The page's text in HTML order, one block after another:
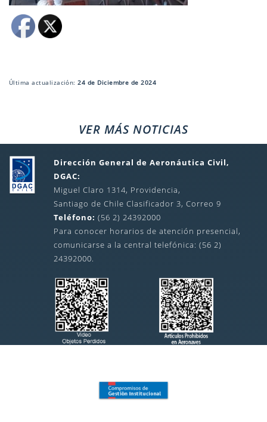
Última actualización:24 de Diciembre de 2024
VER MÁS NOTICIAS
Dirección General de Aeronáutica Civil,
DGAC:
Miguel Claro 1314, Providencia,
Santiago de Chile Clasificador 3, Correo 9
Teléfono: (56 2) 24392000
Para conocer horarios de atención presencial,
comunicarse a la central telefónica: (56 2)
24392000.